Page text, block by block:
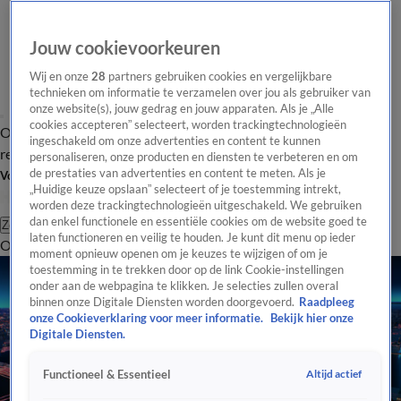
Overzicht Laatste nieuws Regionieuws Het beste van Hart
Tip de
redactie
Volg Hart van Nederland
Zoeken
OverzichtRegioUitzendingenWeerTip de redactiePanelVideo's
Jouw cookievoorkeuren
Wij en onze28 partners gebruiken cookies en vergelijkbare
technieken om informatie te verzamelen over jou als gebruiker van
onze website(s), jouw gedrag en jouw apparaten. Als je „Alle
cookies accepteren” selecteert, worden trackingtechnologieën
ingeschakeld om onze advertenties en content te kunnen
personaliseren, onze producten en diensten te verbeteren en om
de prestaties van advertenties en content te meten. Als je
„Huidige keuze opslaan” selecteert of je toestemming intrekt,
worden deze trackingtechnologieën uitgeschakeld. We gebruiken
dan enkel functionele en essentiële cookies om de website goed te
laten functioneren en veilig te houden. Je kunt dit menu op ieder
moment opnieuw openen om je keuzes te wijzigen of om je
toestemming in te trekken door op de link Cookie-instellingen
onder aan de webpagina te klikken. Je selecties zullen overal
binnen onze Digitale Diensten worden doorgevoerd. Raadpleeg
onze Cookieverklaring voor meer informatie.
Bekijk hier onze
Digitale Diensten.
Functioneel & Essentieel Altijd actief